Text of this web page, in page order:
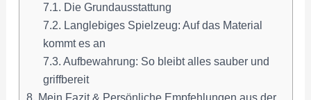
7.1. Die Grundausstattung
7.2. Langlebiges Spielzeug: Auf das Material
kommt es an
7.3. Aufbewahrung: So bleibt alles sauber und
griffbereit